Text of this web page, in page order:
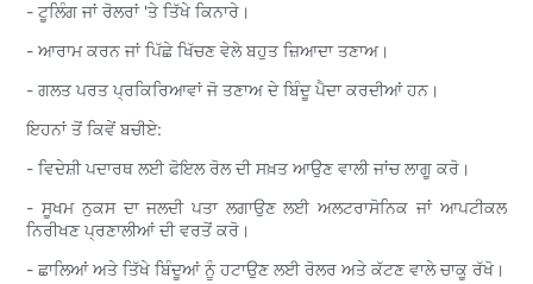
- ਟੂਲਿੰਗ ਜਾਂ ਰੋਲਰਾਂ 'ਤੇ ਤਿੱਖੇ ਕਿਨਾਰੇ।
- ਆਰਾਮ ਕਰਨ ਜਾਂ ਪਿੱਛੇ ਖਿੱਚਣ ਵੇਲੇ ਬਹੁਤ ਜ਼ਿਆਦਾ ਤਣਾਅ।
- ਗਲਤ ਪਰਤ ਪ੍ਰਕਿਰਿਆਵਾਂ ਜੋ ਤਣਾਅ ਦੇ ਬਿੰਦੂ ਪੈਦਾ ਕਰਦੀਆਂ ਹਨ।
ਇਹਨਾਂ ਤੋਂ ਕਿਵੇਂ ਬਚੀਏ:
- ਵਿਦੇਸ਼ੀ ਪਦਾਰਥ ਲਈ ਫੋਇਲ ਰੋਲ ਦੀ ਸਖ਼ਤ ਆਉਣ ਵਾਲੀ ਜਾਂਚ ਲਾਗੂ ਕਰੋ।
- ਸੂਖਮ ਨੁਕਸ ਦਾ ਜਲਦੀ ਪਤਾ ਲਗਾਉਣ ਲਈ ਅਲਟਰਾਸੋਨਿਕ ਜਾਂ ਆਪਟੀਕਲ
ਨਿਰੀਖਣ ਪ੍ਰਣਾਲੀਆਂ ਦੀ ਵਰਤੋਂ ਕਰੋ।
- ਛਾਲਿਆਂ ਅਤੇ ਤਿੱਖੇ ਬਿੰਦੂਆਂ ਨੂੰ ਹਟਾਉਣ ਲਈ ਰੋਲਰ ਅਤੇ ਕੱਟਣ ਵਾਲੇ ਚਾਕੂ ਰੱਖੋ।